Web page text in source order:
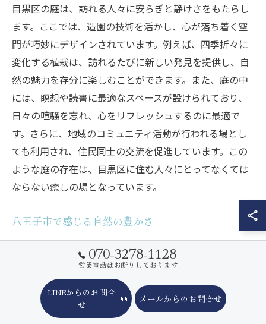
目黒区の庭は、訪れる人々に安らぎと静けさをもたらし
ます。ここでは、造園の技術を活かし、心が落ち着く空
間が巧妙にデザインされています。例えば、四季折々に
変化する植栽は、訪れるたびに新しい発見を提供し、自
然の魅力を存分に楽しむことができます。また、庭の中
には、瞑想や読書に最適なスペースが設けられており、
日々の喧騒を忘れ、心をリフレッシュするのに最適で
す。さらに、地域のコミュニティ活動が行われる場とし
ても利用され、住民同士の交流を促進しています。この
ような庭の存在は、目黒区に住む人々にとってなくては
ならない癒しの場となっています。
八王子市で感じる自然の豊かさ
東京都八王子市は、自然環境に恵まれた地域であり、そ
の豊かさは造園においても大きな魅力となります。地域
の特性を活かした庭造りは、四季折々の美しい風景を楽
しむことができ、訪れる人々に感動を与えます。特に、
八王子市の庭園では、自然との調和を重視した設計が施
070-3278-1128
営業電話はお断りしております。
LINEからのお問合
せ
メールからのお問合せ